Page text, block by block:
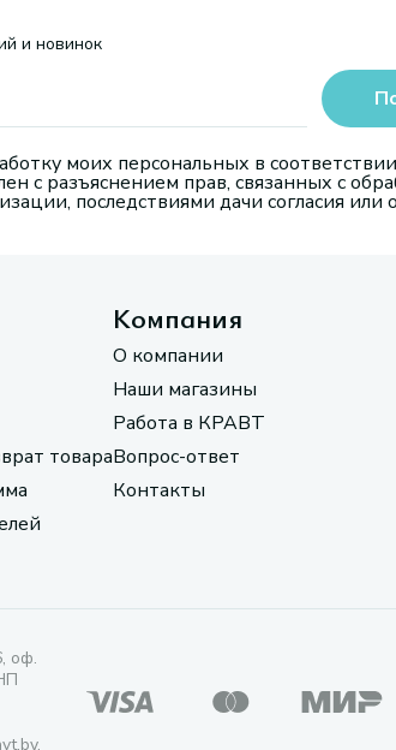
и новинок
моих персональных в
с разъяснением прав, связанных с
последствиями дачи согласия или
товара
Компания
О компании
Наши магазины
Работа в КРАВТ
Вопрос-ответ
Контакты
оф.